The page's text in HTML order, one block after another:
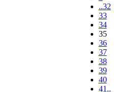
..32
33
34
35
36
37
38
39
40
41..